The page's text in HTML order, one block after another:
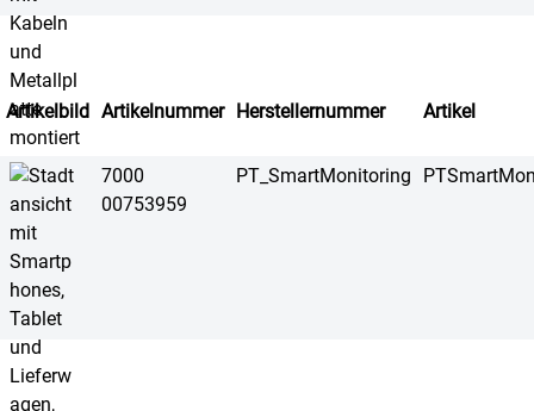
Artikelbild Artikelnummer Herstellernummer Artikel
7000
00753959
PT_SmartMonitoring